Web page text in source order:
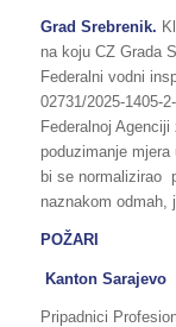
Grad Srebrenik.
na koju CZ Grada
Federalni vodni
02731/2025-1405-
Federalnoj
poduzimanje
bi se normalizirao
naznakom odmah,
POŽARI
Kanton Sarajevo
Pripadnici